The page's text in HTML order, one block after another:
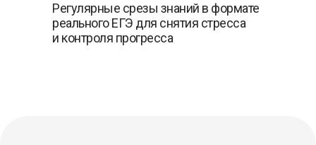
Регулярные срезы знаний в формате
реального ЕГЭ для снятия стресса
и контроля прогресса